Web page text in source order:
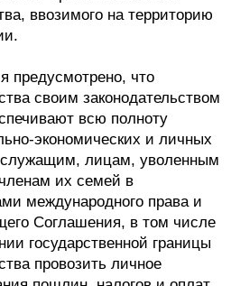
ввозимого на территорию
предусмотрено, что
своим законодательством
всю полноту
экономических и личных
лицам, уволенным
их семей в
международного права и
Соглашения, в том числе
государственной границы
провозить личное